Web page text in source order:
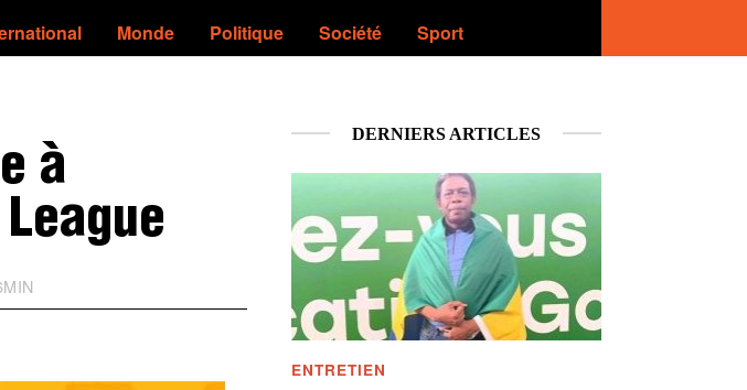
Monde Politique Société Sport
à
I
DERNIERS ARTICLES
ENTRETIEN